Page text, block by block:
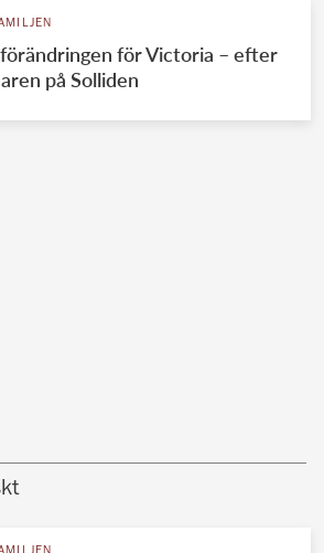
för Victoria – efter
på Solliden